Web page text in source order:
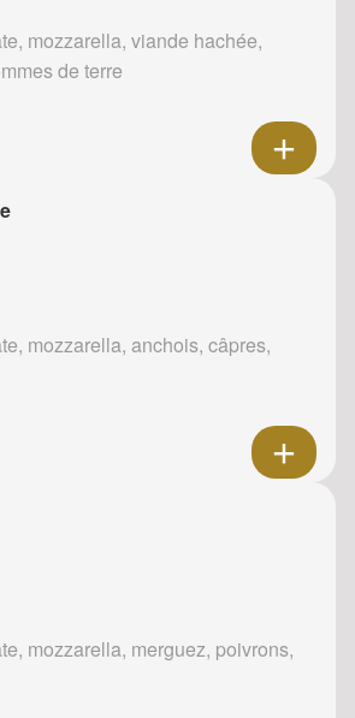
mozzarella, viande hachée,
de terre
mozzarella, anchois, câpres,
mozzarella, merguez, poivrons,